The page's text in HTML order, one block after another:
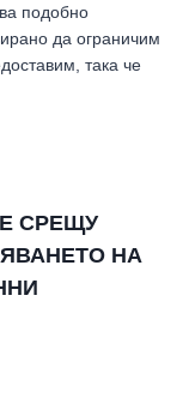
подобно
да ограничим
така че
СРЕЩУ
НА